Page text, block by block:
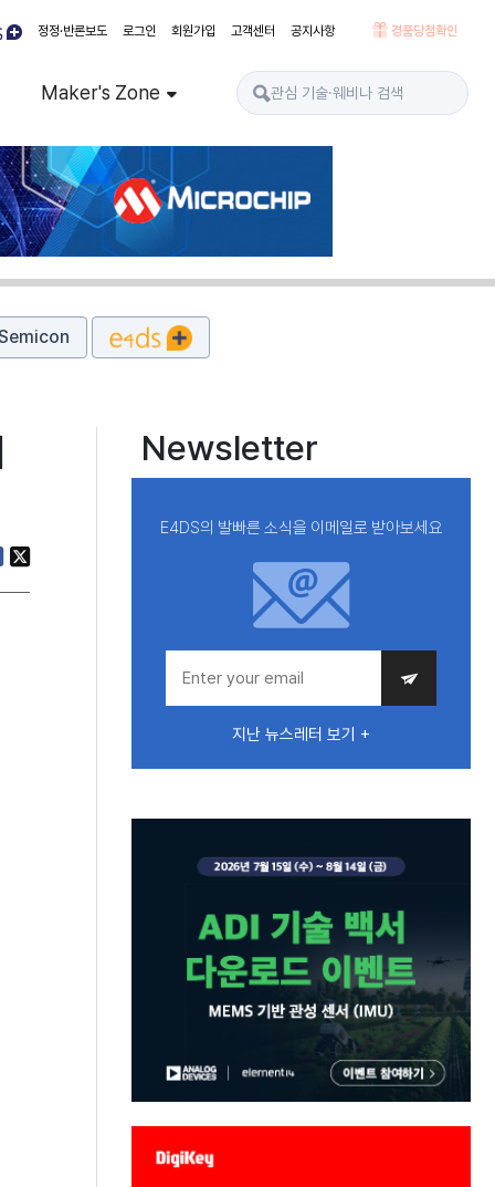
정정·반론보도 로그인 회원가입 고객센터 공지사항 경품당첨확인
Maker's Zone
Newsletter
E4DS의 발빠른 소식을 이메일로 받아보세요
지난 뉴스레터 보기 +